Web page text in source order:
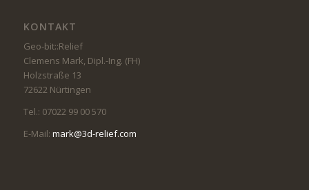
KONTAKT
Geo-bit::Relief
Clemens Mark, Dipl.-Ing. (FH)
Holzstraße 13
72622 Nürtingen
Tel.: 07022 99 00 570
E-Mail: mark@3d-relief.com